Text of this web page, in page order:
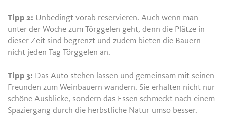
Tipp 2: Unbedingt vorab reservieren. Auch wenn man
unter der Woche zum Törggelen geht, denn die Plätze in
dieser Zeit sind begrenzt und zudem bieten die Bauern
nicht jeden Tag Törggelen an.
Tipp 3: Das Auto stehen lassen und gemeinsam mit seinen
Freunden zum Weinbauern wandern. Sie erhalten nicht nur
schöne Ausblicke, sondern das Essen schmeckt nach einem
Spaziergang durch die herbstliche Natur umso besser.